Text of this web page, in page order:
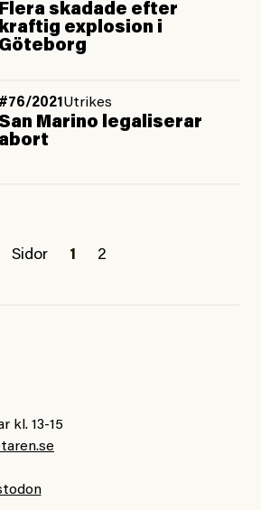
Flera skadade efter
kraftig explosion i
Göteborg
#76/2021Utrikes
Marino legaliserar
abort
Sidor 1 2
kl. 13-15